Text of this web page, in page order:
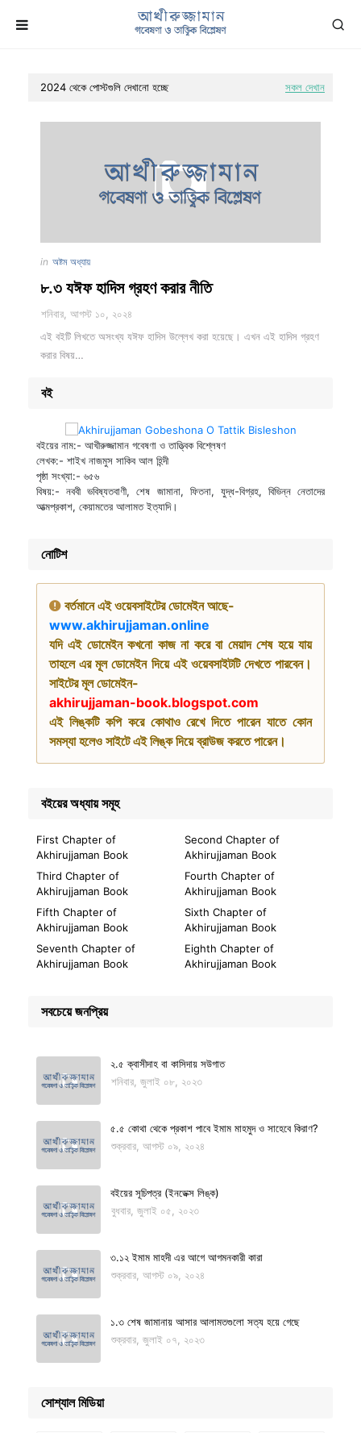
2024 থেকে পোস্টগুলি দেখানো হচ্ছে সকল দেখান
in অষ্টম অধ্যায়
৮.৩ যঈফ হাদিস গ্রহণ করার নীতি
শনিবার, আগস্ট ১০, ২০২৪
এই বইটি লিখতে অসংখ্য যঈফ হাদিস উল্লেখ করা হয়েছে। এখন এই হাদিস গ্রহণ
করার বিষয়…
বই
বইয়ের নাম:- আখীরুজ্জামান গবেষণা ও তাত্ত্বিক বিশ্লেষণ
লেখক:- শাইখ নাজমুস সাকিব আল হিন্দী
পৃষ্ঠা সংখ্যা:- ৬৫৬
বিষয়:- নববী ভবিষ্যতবাণী, শেষ জামানা, ফিতনা, যুদ্ধ-বিগ্রহ, বিভিন্ন নেতাদের
আত্মপ্রকাশ, কেয়ামতের আলামত ইত্যাদি।
নোটিশ
বর্তমানে এই ওয়েবসাইটের ডোমেইন আছে-
www.akhirujjaman.online
যদি এই ডোমেইন কখনো কাজ না করে বা মেয়াদ শেষ হয়ে যায়
তাহলে এর মূল ডোমেইন দিয়ে এই ওয়েবসাইটটি দেখতে পারবেন।
সাইটের মূল ডোমেইন-
akhirujjaman-book.blogspot.com
এই লিঙ্কটি কপি করে কোথাও রেখে দিতে পারেন যাতে কোন
সমস্যা হলেও সাইটে এই লিঙ্ক দিয়ে ব্রাউজ করতে পারেন।
বইয়ের অধ্যায় সমূহ
First Chapter of
Akhirujjaman Book
Second Chapter of
Akhirujjaman Book
Third Chapter of
Akhirujjaman Book
Fourth Chapter of
Akhirujjaman Book
Fifth Chapter of
Akhirujjaman Book
Sixth Chapter of
Akhirujjaman Book
Seventh Chapter of
Akhirujjaman Book
Eighth Chapter of
Akhirujjaman Book
সবচেয়ে জনপ্রিয়
২.৫ ক্বাসীদাহ বা কাসিদায় সউগাত
শনিবার, জুলাই ০৮, ২০২৩
৫.৫ কোথা থেকে প্রকাশ পাবে ইমাম মাহমুদ ও সাহেবে কিরাণ?
শুক্রবার, আগস্ট ০৯, ২০২৪
বইয়ের সূচিপত্র (ইনডেক্স লিঙ্ক)
বুধবার, জুলাই ০৫, ২০২৩
৩.১২ ইমাম মাহদী এর আগে আগমনকারী কারা
শুক্রবার, আগস্ট ০৯, ২০২৪
১.৩ শেষ জামানায় আসার আলামতগুলো সত্য হয়ে গেছে
শুক্রবার, জুলাই ০৭, ২০২৩
সোশ্যাল মিডিয়া